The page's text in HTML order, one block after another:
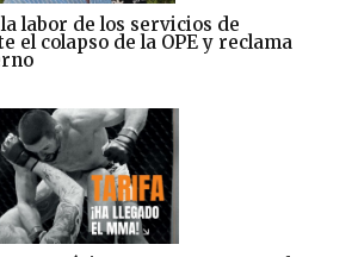
labor de los servicios de
el colapso de la OPE y reclama